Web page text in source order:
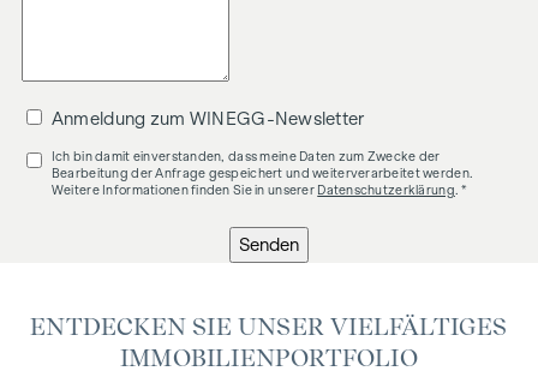
Anmeldung zum WINEGG-Newsletter
Ich bin damit einverstanden, dass meine Daten zum Zwecke der
Bearbeitung der Anfrage gespeichert und weiterverarbeitet werden.
Weitere Informationen finden Sie in unserer Datenschutzerklärung . *
Senden
ENTDECKEN SIE UNSER VIELFÄLTIGES
IMMOBILIENPORTFOLIO